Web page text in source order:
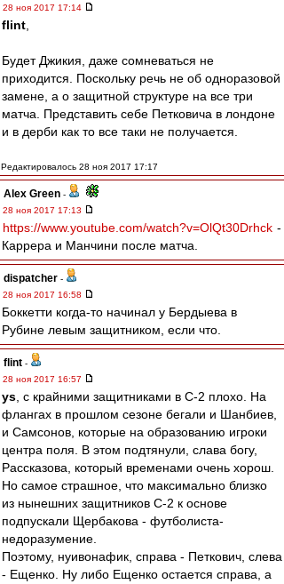
28 ноя 2017 17:14
flint
Будет Джикия, даже сомневаться не
приходится. Поскольку речь не об одноразовой
замене, а о защитной структуре на все три
матча. Представить себе Петковича в лондоне
и в дерби как то все таки не получается.
Редактировалось 28 ноя 2017 17:17
Alex Green -
28 ноя 2017 17:13
https://www.youtube.com/watch?v=OlQt30Drhck -
Каррера и Манчини после матча.
dispatcher -
28 ноя 2017 16:58
Боккетти когда-то начинал у Бердыева в
Рубине левым защитником, если что.
flint -
28 ноя 2017 16:57
ys , с крайними защитниками в С-2 плохо. На
флангах в прошлом сезоне бегали и Шанбиев,
и Самсонов, которые на образованию игроки
центра поля. В этом подтянули, слава богу,
Рассказова, который временами очень хорош.
Но самое страшное, что максимально близко
из нынешних защитников С-2 к основе
подпускали Щербакова - футболиста-
недоразумение.
Поэтому, нуивонафик, справа - Петкович, слева
- Ещенко. Ну либо Ещенко остается справа, а